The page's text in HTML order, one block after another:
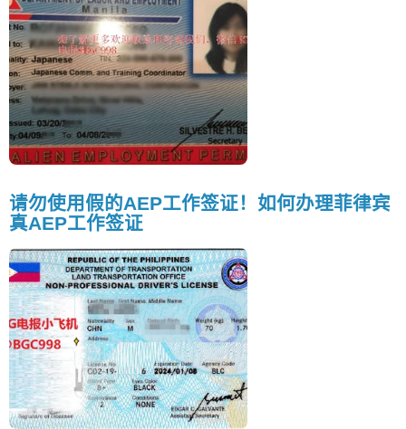
请勿使用假的AEP工作签证！如何办理菲律宾
真AEP工作签证